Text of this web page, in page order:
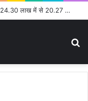
उत्तराखंड में विशेष गहन पुनरीक्षण अभियान जारी, 24.30 लाख में से 20.27 लाख मतदाताओं तक पहुंचे नोटिस: सीईओ